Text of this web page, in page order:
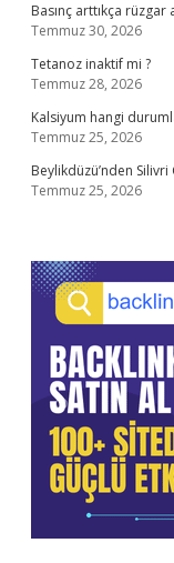
Basınç arttıkça rüzgar
Temmuz 30, 2026
Tetanoz inaktif mi ?
Temmuz 28, 2026
Kalsiyum hangi
Temmuz 25, 2026
Beylikdüzü’nden Silivri
Temmuz 25, 2026